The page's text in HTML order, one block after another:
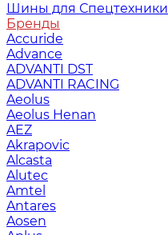
Шины для Спецтехники
Бренды
Accuride
Advance
ADVANTI DST
ADVANTI RACING
Aeolus
Aeolus Henan
AEZ
Akrapovic
Alcasta
Alutec
Amtel
Antares
Aosen